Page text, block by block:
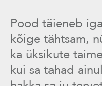
Pood täieneb
kõige tähtsam,
ka üksikute
kui sa tahad